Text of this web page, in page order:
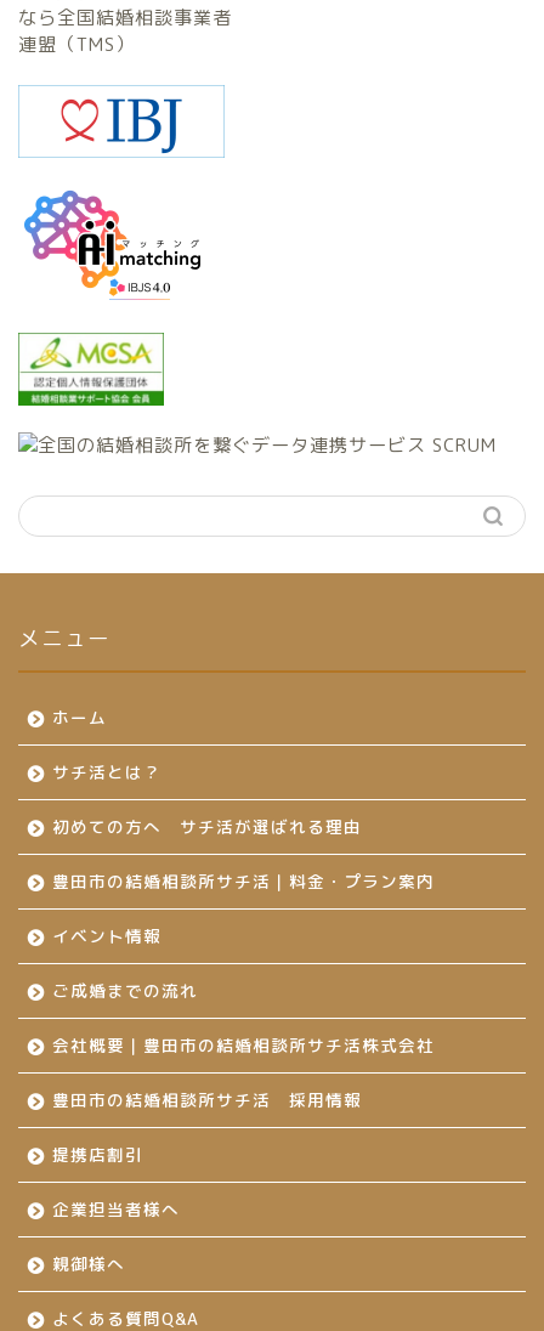
メニュー
ホーム
サチ活とは？
初めての方へ サチ活が選ばれる理由
豊田市の結婚相談所サチ活｜料金・プラン案内
イベント情報
ご成婚までの流れ
会社概要｜豊田市の結婚相談所サチ活株式会社
豊田市の結婚相談所サチ活 採用情報
提携店割引
企業担当者様へ
親御様へ
よくある質問Q&A